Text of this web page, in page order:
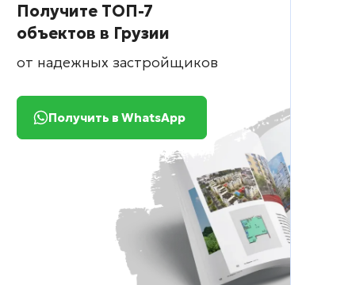
Получите ТОП-7
объектов в Грузии
от надежных застройщиков
Получить в WhatsApp